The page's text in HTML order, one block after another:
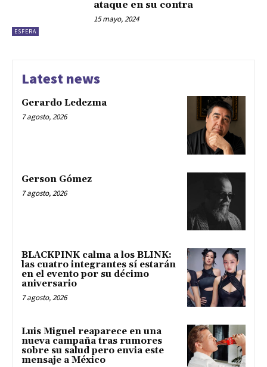
ESFERA
ataque en su contra
15 mayo, 2024
Latest news
Gerardo Ledezma
7 agosto, 2026
Gerson Gómez
7 agosto, 2026
BLACKPINK calma a los BLINK:
las cuatro integrantes sí estarán
en el evento por su décimo
aniversario
7 agosto, 2026
Luis Miguel reaparece en una
nueva campaña tras rumores
sobre su salud pero envia este
mensaje a México